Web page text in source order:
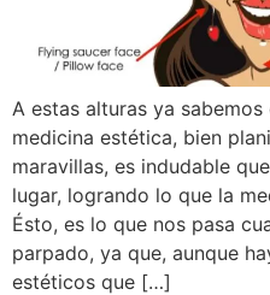
A estas alturas ya
medicina estética, bien
maravillas, es indudable
lugar, logrando lo que la
Ésto, es lo que nos pasa
parpado, ya que, aunque
estéticos que […]